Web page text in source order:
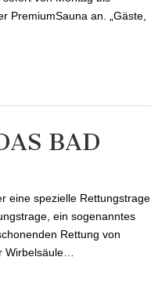
PremiumSauna an. „Gäste,
BAD
eine spezielle Rettungstrage
ein sogenanntes
Rettung von
Wirbelsäule…